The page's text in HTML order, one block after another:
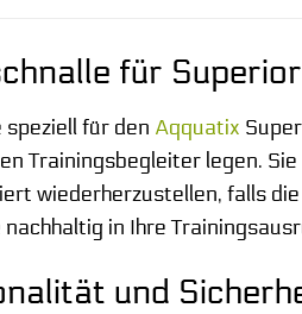
für
für den Aqquatix
Trainingsbegleiter legen.
wiederherzustellen, falls
in Ihre
und